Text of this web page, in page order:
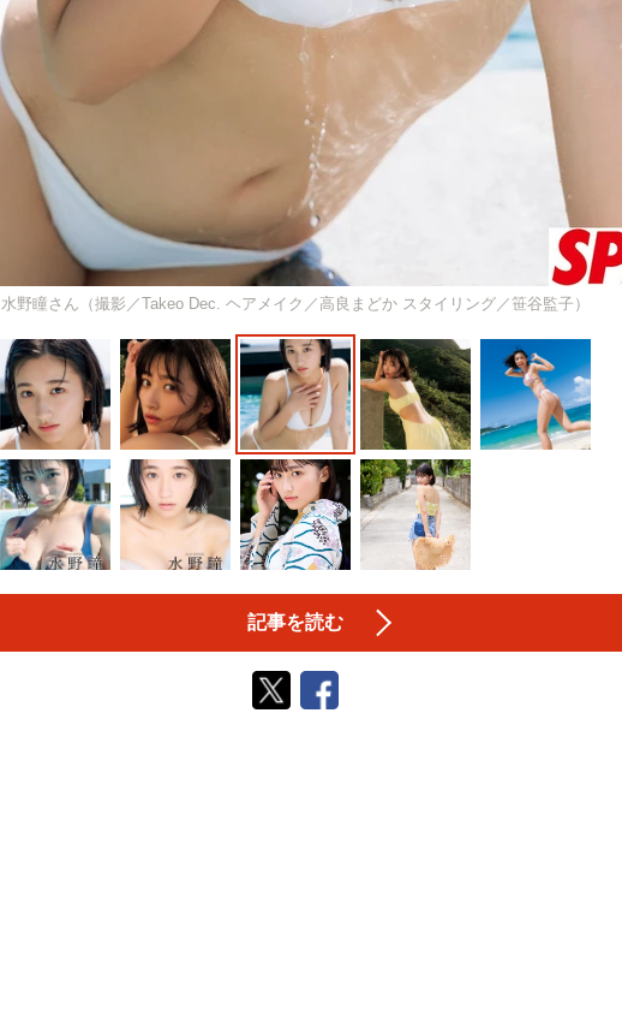
水野瞳さん（撮影／Takeo Dec. ヘアメイク／高良まどか スタイリング／笹谷監子）
記事を読む